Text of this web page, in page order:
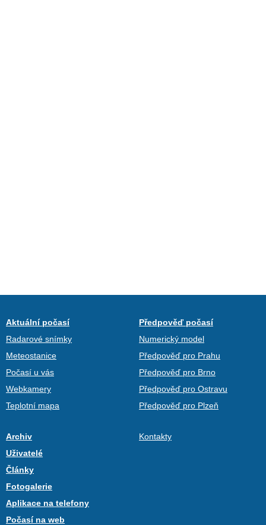
Aktuální počasí
Radarové snímky
Meteostanice
Počasí u vás
Webkamery
Teplotní mapa
Předpověď počasí
Numerický model
Předpověď pro Prahu
Předpověď pro Brno
Předpověď pro Ostravu
Předpověď pro Plzeň
Archiv
Uživatelé
Články
Fotogalerie
Aplikace na telefony
Počasí na web
Kontakty